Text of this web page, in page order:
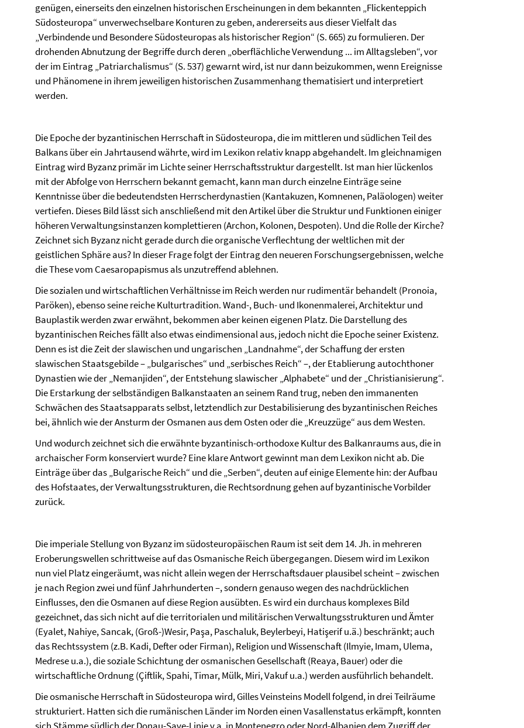
genügen, einerseits den einzelnen historischen Erscheinungen in dem bekannten „Flickenteppich
Südosteuropa“ unverwechselbare Konturen zu geben, andererseits aus dieser Vielfalt das
„Verbindende und Besondere Südosteuropas als historischer Region“ (S. 665) zu formulieren. Der
drohenden Abnutzung der Begriffe durch deren „oberflächliche Verwendung ... im Alltagsleben“, vor
der im Eintrag „Patriarchalismus“ (S. 537) gewarnt wird, ist nur dann beizukommen, wenn Ereignisse
und Phänomene in ihrem jeweiligen historischen Zusammenhang thematisiert und interpretiert
werden.
Die Epoche der byzantinischen Herrschaft in Südosteuropa, die im mittleren und südlichen Teil des
Balkans über ein Jahrtausend währte, wird im Lexikon relativ knapp abgehandelt. Im gleichnamigen
Eintrag wird Byzanz primär im Lichte seiner Herrschaftsstruktur dargestellt. Ist man hier lückenlos
mit der Abfolge von Herrschern bekannt gemacht, kann man durch einzelne Einträge seine
Kenntnisse über die bedeutendsten Herrscherdynastien (Kantakuzen, Komnenen, Paläologen) weiter
vertiefen. Dieses Bild lässt sich anschließend mit den Artikel über die Struktur und Funktionen einiger
höheren Verwaltungsinstanzen komplettieren (Archon, Kolonen, Despoten). Und die Rolle der Kirche?
Zeichnet sich Byzanz nicht gerade durch die organische Verflechtung der weltlichen mit der
geistlichen Sphäre aus? In dieser Frage folgt der Eintrag den neueren Forschungsergebnissen, welche
die These vom Caesaropapismus als unzutreffend ablehnen.
Die sozialen und wirtschaftlichen Verhältnisse im Reich werden nur rudimentär behandelt (Pronoia,
Paröken), ebenso seine reiche Kulturtradition. Wand-, Buch- und Ikonenmalerei, Architektur und
Bauplastik werden zwar erwähnt, bekommen aber keinen eigenen Platz. Die Darstellung des
byzantinischen Reiches fällt also etwas eindimensional aus, jedoch nicht die Epoche seiner Existenz.
Denn es ist die Zeit der slawischen und ungarischen „Landnahme“, der Schaffung der ersten
slawischen Staatsgebilde – „bulgarisches“ und „serbisches Reich“ –, der Etablierung autochthoner
Dynastien wie der „Nemanjiden“, der Entstehung slawischer „Alphabete“ und der „Christianisierung“.
Die Erstarkung der selbständigen Balkanstaaten an seinem Rand trug, neben den immanenten
Schwächen des Staatsapparats selbst, letztendlich zur Destabilisierung des byzantinischen Reiches
bei, ähnlich wie der Ansturm der Osmanen aus dem Osten oder die „Kreuzzüge“ aus dem Westen.
Und wodurch zeichnet sich die erwähnte byzantinisch-orthodoxe Kultur des Balkanraums aus, die in
archaischer Form konserviert wurde? Eine klare Antwort gewinnt man dem Lexikon nicht ab. Die
Einträge über das „Bulgarische Reich“ und die „Serben“, deuten auf einige Elemente hin: der Aufbau
des Hofstaates, der Verwaltungsstrukturen, die Rechtsordnung gehen auf byzantinische Vorbilder
zurück.
Die imperiale Stellung von Byzanz im südosteuropäischen Raum ist seit dem 14. Jh. in mehreren
Eroberungswellen schrittweise auf das Osmanische Reich übergegangen. Diesem wird im Lexikon
nun viel Platz eingeräumt, was nicht allein wegen der Herrschaftsdauer plausibel scheint – zwischen
je nach Region zwei und fünf Jahrhunderten –, sondern genauso wegen des nachdrücklichen
Einflusses, den die Osmanen auf diese Region ausübten. Es wird ein durchaus komplexes Bild
gezeichnet, das sich nicht auf die territorialen und militärischen Verwaltungsstrukturen und Ämter
(Eyalet, Nahiye, Sancak, (Groß-)Wesir, Paşa, Paschaluk, Beylerbeyi, Hatişerif u.ä.) beschränkt; auch
das Rechtssystem (z.B. Kadi, Defter oder Firman), Religion und Wissenschaft (Ilmyie, Imam, Ulema,
Medrese u.a.), die soziale Schichtung der osmanischen Gesellschaft (Reaya, Bauer) oder die
wirtschaftliche Ordnung (Çiftlik, Spahi, Timar, Mülk, Miri, Vakuf u.a.) werden ausführlich behandelt.
Die osmanische Herrschaft in Südosteuropa wird, Gilles Veinsteins Modell folgend, in drei Teilräume
strukturiert. Hatten sich die rumänischen Länder im Norden einen Vasallenstatus erkämpft, konnten